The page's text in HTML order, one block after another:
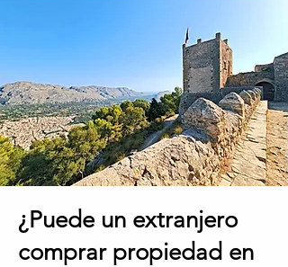
¿Puede un extranjero
comprar propiedad en